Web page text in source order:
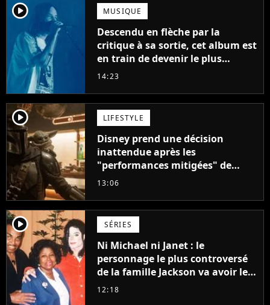
player2 MUSIQUE
Descendu en flèche par la
critique à sa sortie, cet album est
en train de devenir le plus
populaire de son auteur
14:23
player2 LIFESTYLE
Disney prend une décision
inattendue après les
"performances mitigées" de
Vaiana et The Mandalorian &
13:06
player2 SÉRIES
Ni Michael ni Janet : le
personnage le plus controversé
de la famille Jackson va avoir le
droit à sa propre série
12:18